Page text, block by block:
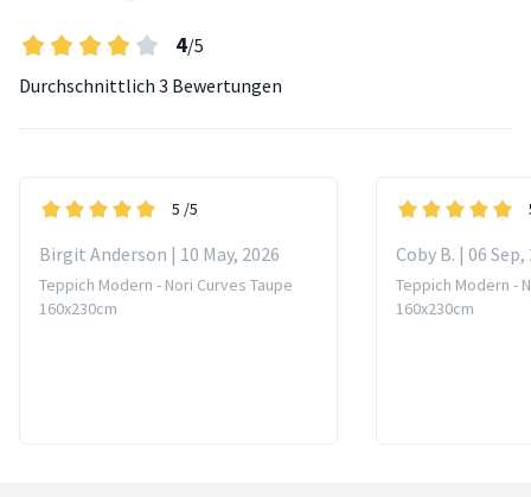
4/5
Durchschnittlich 3 Bewertungen
5 /5
Birgit Anderson | 10 May, 2026
Teppich Modern - Nori Curves Taupe
160x230cm
Coby B. | 06 Sep,
Teppich Modern -
160x230cm